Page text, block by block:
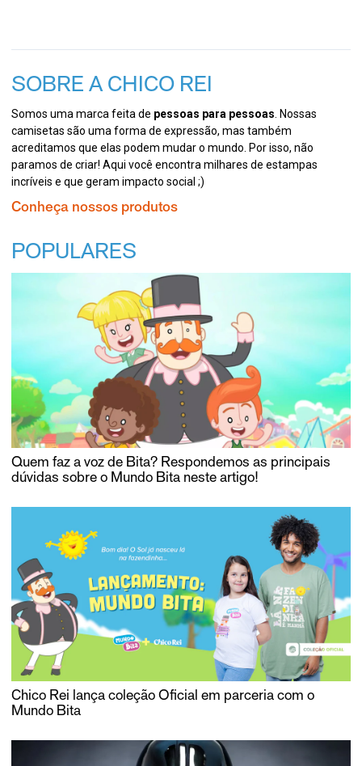
SOBRE A CHICO REI
Somos uma marca feita de pessoas para pessoas. Nossas
camisetas são uma forma de expressão, mas também
acreditamos que elas podem mudar o mundo. Por isso, não
paramos de criar! Aqui você encontra milhares de estampas
incríveis e que geram impacto social ;)
Conheça nossos produtos
POPULARES
Quem faz a voz de Bita? Respondemos as principais
dúvidas sobre o Mundo Bita neste artigo!
Chico Rei lança coleção Oficial em parceria com o
Mundo Bita